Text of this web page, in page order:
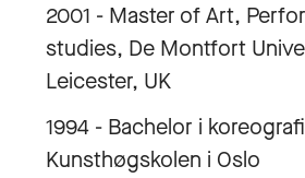
2001 - Master of Art,
studies, De Montfort
Leicester, UK
1994 - Bachelor i
Kunsthøgskolen i Oslo